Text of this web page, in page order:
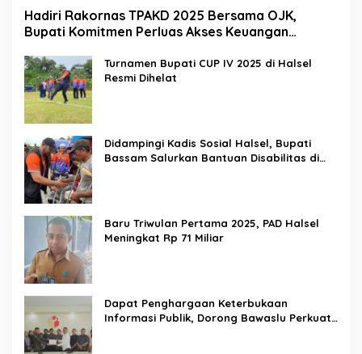
Hadiri Rakornas TPAKD 2025 Bersama OJK,
Bupati Komitmen Perluas Akses Keuangan
Turnamen Bupati CUP IV 2025 di Halsel
Resmi Dihelat
Didampingi Kadis Sosial Halsel, Bupati
Bassam Salurkan Bantuan Disabilitas di
Baru Triwulan Pertama 2025, PAD Halsel
Meningkat Rp 71 Miliar
Dapat Penghargaan Keterbukaan
Informasi Publik, Dorong Bawaslu Perkuat